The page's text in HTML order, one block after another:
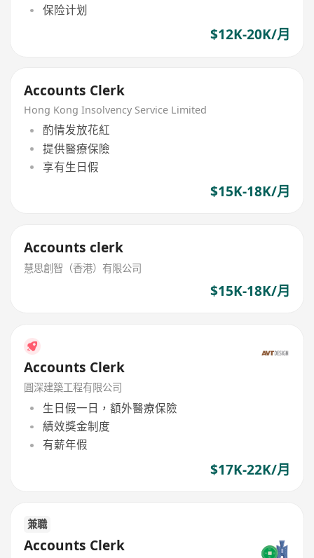
保险计划
$12K-20K/月
Accounts Clerk
Hong Kong Insolvency Service Limited
酌情发放花紅
提供醫療保險
享有生日假
$15K-18K/月
Accounts clerk
慧思創智（香港）有限公司
$15K-18K/月
Accounts Clerk
圓深建築工程有限公司
生日假一日，額外醫療保險
績效獎金制度
有薪年假
$17K-22K/月
兼職
Accounts Clerk